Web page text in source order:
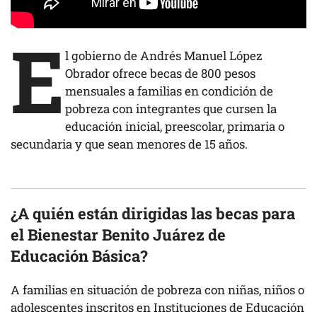
E l gobierno de Andrés Manuel López
Obrador ofrece becas de 800 pesos
mensuales a familias en condición de
pobreza con integrantes que cursen la
educación inicial, preescolar, primaria o
secundaria y que sean menores de 15 años.
¿A quién están dirigidas las becas para
el Bienestar Benito Juárez de
Educación Básica?
A familias en situación de pobreza con niñas, niños o
adolescentes inscritos en Instituciones de Educación